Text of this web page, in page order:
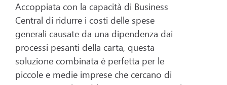
Accoppiata con la capacità di Business
Central di ridurre i costi delle spese
generali causate da una dipendenza dai
processi pesanti della carta, questa
soluzione combinata è perfetta per le
piccole e medie imprese che cercano di